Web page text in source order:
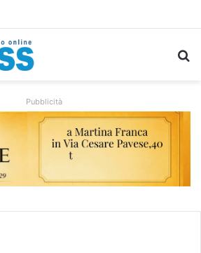
Pubblicità